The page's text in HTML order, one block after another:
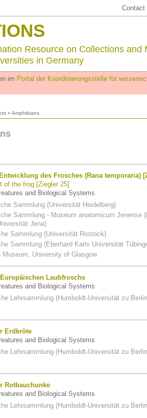
Contact
Resource on Collections and
in Germany
im Portal der Koordinierungsstelle für
» Amphibians
des Frosches (Rana temporaria)
of the frog [Ziegler 25]
and Biological Systems
Sammlung (Universität Heidelberg)
Sammlung - Museum anatomicum Jenense
Jena)
Sammlung (Universität Rostock)
Sammlung (Eberhard Karls Universität
Museum, University of Glasgow
Laubfroschs
and Biological Systems
Lehrsammlung (Humboldt-Universität zu
Erdkröte
and Biological Systems
Lehrsammlung (Humboldt-Universität zu
Rotbauchunke
and Biological Systems
Lehrsammlung (Humboldt-Universität zu